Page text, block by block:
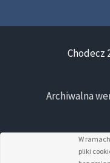
Chodecz
Archiwalna
W
pliki